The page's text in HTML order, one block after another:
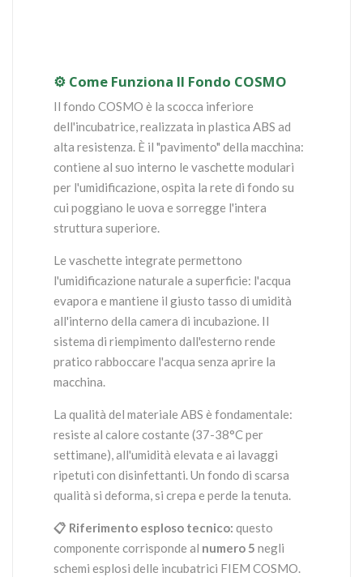
⚙️ Come Funziona Il Fondo COSMO
Il fondo COSMO è la scocca inferiore
dell'incubatrice, realizzata in plastica ABS ad
alta resistenza. È il "pavimento" della macchina:
contiene al suo interno le vaschette modulari
per l'umidificazione, ospita la rete di fondo su
cui poggiano le uova e sorregge l'intera
struttura superiore.
Le vaschette integrate permettono
l'umidificazione naturale a superficie: l'acqua
evapora e mantiene il giusto tasso di umidità
all'interno della camera di incubazione. Il
sistema di riempimento dall'esterno rende
pratico rabboccare l'acqua senza aprire la
macchina.
La qualità del materiale ABS è fondamentale:
resiste al calore costante (37-38°C per
settimane), all'umidità elevata e ai lavaggi
ripetuti con disinfettanti. Un fondo di scarsa
qualità si deforma, si crepa e perde la tenuta.
📋 Riferimento esploso tecnico: questo
componente corrisponde al numero 5 negli
schemi esplosi delle incubatrici FIEM COSMO.